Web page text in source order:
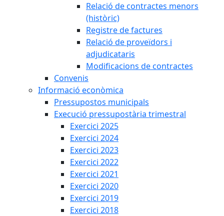
Relació de contractes menors
(històric)
Registre de factures
Relació de proveïdors i
adjudicataris
Modificacions de contractes
Convenis
Informació econòmica
Pressupostos municipals
Execució pressupostària trimestral
Exercici 2025
Exercici 2024
Exercici 2023
Exercici 2022
Exercici 2021
Exercici 2020
Exercici 2019
Exercici 2018